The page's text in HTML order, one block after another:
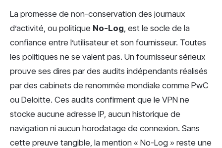
La promesse de non-conservation des journaux
d’activité, ou politique No-Log , est le socle de la
confiance entre l’utilisateur et son fournisseur. Toutes
les politiques ne se valent pas. Un fournisseur sérieux
prouve ses dires par des audits indépendants réalisés
par des cabinets de renommée mondiale comme PwC
ou Deloitte. Ces audits confirment que le VPN ne
stocke aucune adresse IP, aucun historique de
navigation ni aucun horodatage de connexion. Sans
cette preuve tangible, la mention « No-Log » reste une